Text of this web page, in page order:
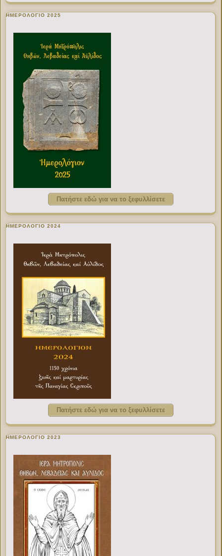
ΗΜΕΡΟΛΟΓΙΟ 2025
Πατήστε εδώ για να το ξεφυλλίσετε
ΗΜΕΡΟΛΟΓΙΟ 2024
Πατήστε εδώ για να το ξεφυλλίσετε
ΗΜΕΡΟΛΟΓΙΟ 2023